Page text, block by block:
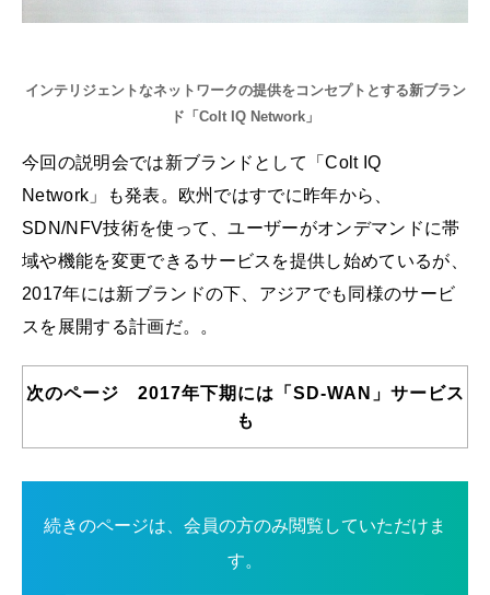
インテリジェントなネットワークの提供をコンセプトとする新ブラン
ド「Colt IQ Network」
今回の説明会では新ブランドとして「Colt IQ
Network」も発表。欧州ではすでに昨年から、
SDN/NFV技術を使って、ユーザーがオンデマンドに帯
域や機能を変更できるサービスを提供し始めているが、
2017年には新ブランドの下、アジアでも同様のサービ
スを展開する計画だ。。
次のページ 2017年下期には「SD-WAN」サービス
も
続きのページは、会員の方のみ閲覧していただけま
す。